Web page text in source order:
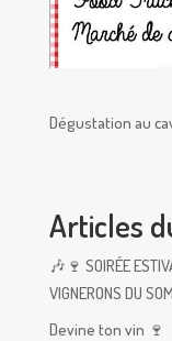
Dégustation au
Articles
🎶🍷 SOIRÉE
VIGNERONS DU
Devine ton vin 🍷